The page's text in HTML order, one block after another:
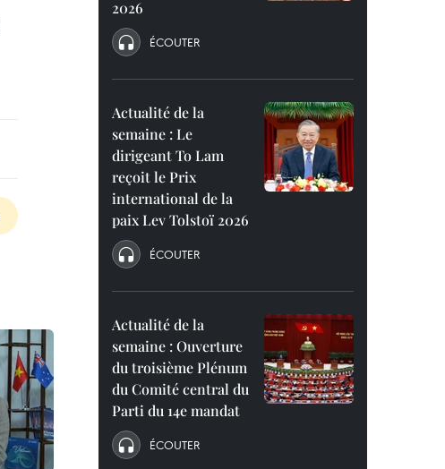
2026
ÉCOUTER
Actualité de la
semaine : Le
dirigeant To Lam
reçoit le Prix
international de la
paix Lev Tolstoï 2026
ÉCOUTER
Actualité de la
semaine : Ouverture
du troisième Plénum
du Comité central du
Parti du 14e mandat
ÉCOUTER